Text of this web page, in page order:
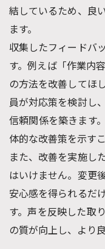
結しているため、良
ます。
収集したフィードバ
す。例えば「作業内
の方法を改善してほ
員が対応策を検討し
信頼関係を築きます
体的な改善策を示す
また、改善を実施し
はいけません。変更
安心感を得られるだ
す。声を反映した取
の質が向上し、より